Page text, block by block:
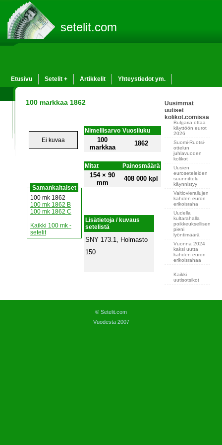
setelit.com
Etusivu Setelit + Artikkelit Yhteystiedot ym.
100 markkaa 1862
Ei kuvaa
Samankaltaiset
100 mk 1862
100 mk 1862 B
100 mk 1862 C
Kaikki 100 mk -
setelit
Nimellisarvo Vuosiluku
100
markkaa
1862
Mitat Painosmäärä
154 × 90
mm
408 000 kpl
Lisätietoja / kuvaus
setelistä
SNY 173.1, Holmasto
150
Uusimmat
uutiset
kolikot.comissa
Bulgaria ottaa
käyttöön eurot
2026
Suomi-Ruotsi-
ottelun
juhlavuoden
kolikot
Uusien
euroseteleiden
suunnittelu
käynnistyy
Valtiovierailujen
kahden euron
erikoisraha
Uudella
kultarahalla
poikkeuksellisen
pieni
lyöntimäärä
Vuonna 2024
kaksi uutta
kahden euron
erikoisrahaa
Kaikki
uutisotsikot
© Setelit.com
Vuodesta 2007